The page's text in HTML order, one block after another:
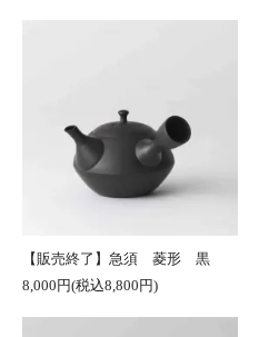
【販売終了】急須 菱形 黒
8,000円(税込8,800円)